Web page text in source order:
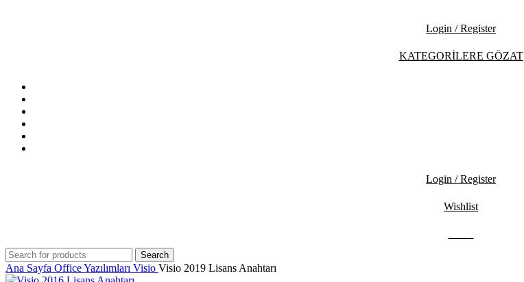
Login / Register
KATEGORİLERE GÖZAT
Login / Register
Wishlist
Search
Ana Sayfa Office Yazılımları Visio Visio 2019 Lisans Anahtarı